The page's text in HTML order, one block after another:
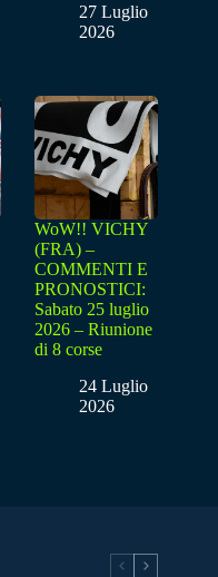
27 Luglio
2026
WoW!! VICHY
(FRA) –
COMMENTI E
PRONOSTICI:
Sabato 25 luglio
2026 – Riunione
di 8 corse
24 Luglio
2026